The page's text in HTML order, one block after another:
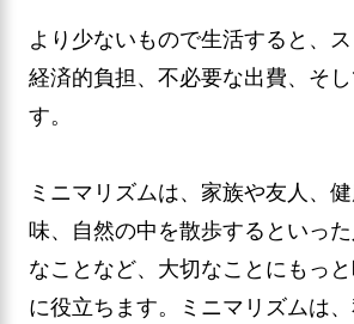
より少ないもので生活すると、ス
経済的負担、不必要な出費、そ
す。
ミニマリズムは、家族や友人、
味、自然の中を散歩するといっ
なことなど、大切なことにもっ
に役立ちます。ミニマリズムは